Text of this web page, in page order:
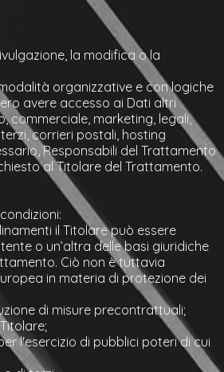
la modifica o la
organizzative e con logiche
avere accesso ai Dati altri
commerciale, marketing, legali,
corrieri postali, hosting
Responsabili del Trattamento
al Titolare del Trattamento.
il Titolare può essere
o un’altra delle basi giuridiche
Ciò non è tuttavia
in materia di protezione dei
di misure precontrattuali;
l'esercizio di pubblici poteri di cui